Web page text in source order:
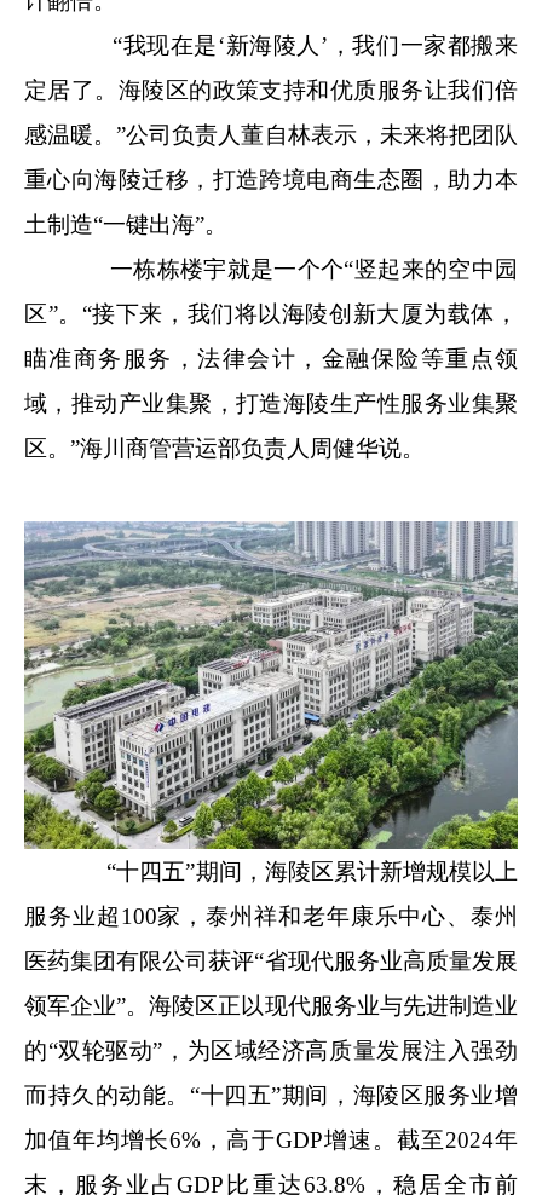
“我现在是‘新海陵人’，我们一家都搬来
定居了。海陵区的政策支持和优质服务让我们倍
感温暖。”公司负责人董自林表示，未来将把团队
重心向海陵迁移，打造跨境电商生态圈，助力本
土制造“一键出海”。
一栋栋楼宇就是一个个“竖起来的空中园
区”。“接下来，我们将以海陵创新大厦为载体，
瞄准商务服务，法律会计，金融保险等重点领
域，推动产业集聚，打造海陵生产性服务业集聚
区。”海川商管营运部负责人周健华说。
“十四五”期间，海陵区累计新增规模以上
服务业超100家，泰州祥和老年康乐中心、泰州
医药集团有限公司获评“省现代服务业高质量发展
领军企业”。海陵区正以现代服务业与先进制造业
的“双轮驱动”，为区域经济高质量发展注入强劲
而持久的动能。“十四五”期间，海陵区服务业增
加值年均增长6%，高于GDP增速。截至2024年
末，服务业占GDP比重达63.8%，稳居全市前